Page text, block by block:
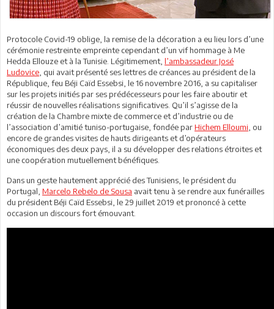
Protocole Covid-19 oblige, la remise de la décoration a eu lieu lors d’une
cérémonie restreinte empreinte cependant d’un vif hommage à Me
Hedda Ellouze et à la Tunisie. Légitimement, l’ambassadeur José
Ludovice , qui avait présenté ses lettres de créances au président de la
République, feu Béji Caïd Essebsi, le 16 novembre 2016, a su capitaliser
sur les projets initiés par ses prédécesseurs pour les faire aboutir et
réussir de nouvelles réalisations significatives. Qu’il s’agisse de la
création de la Chambre mixte de commerce et d’industrie ou de
l’association d’amitié tuniso-portugaise, fondée parHichem Elloumi , ou
encore de grandes visites de hauts dirigeants et d’opérateurs
économiques des deux pays, il a su développer des relations étroites et
une coopération mutuellement bénéfiques.
Dans un geste hautement apprécié des Tunisiens, le président du
Portugal, Marcelo Rebelo de Sousa avait tenu à se rendre aux funérailles
du président Béji Caïd Essebsi, le 29 juillet 2019 et prononcé à cette
occasion un discours fort émouvant.